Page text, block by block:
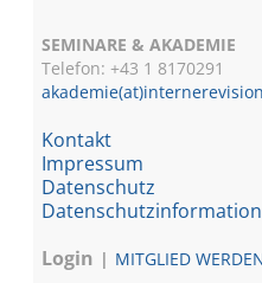
SEMINARE & AKADEMIE
Telefon: +43 18170291
Kontakt
Impressum
Datenschutz
Login
MITGLIED